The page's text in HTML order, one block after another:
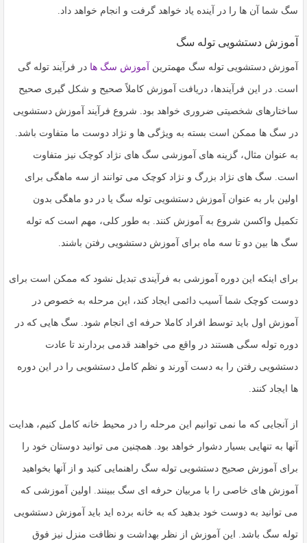
سگ شما آن ها را در آینده یاد خواهد گرفت و انجام خواهد داد.
آموزش دستشویی توله سگ
آموزش دستشویی توله سگ مهمترین آموزش سگ ها در فرآیند توله گی
است. در این فرآیندها، دریافت آموزش کاملاً صحیح و شکل گیری صحیح
ساختارهای شخصیتی ضروری خواهد بود. شروع فرآیند آموزش دستشویی
در سگ ها ممکن است بسته به ویژگی ها و نژاد دوست ما متفاوت باشد.
به عنوان مثال، گزینه های آموزشی سگ های نژاد کوچک نیز متفاوت
است. سگ های نژاد بزرگ و نژاد کوچک می توانند از سه ماهگی برای
اولین بار به عنوان آموزش دستشویی توله سگ یا در دو ماهگی بدون
تکمیل واکسن شروع به آموزش کنند. به طور کلی، مهم است که توله
سگ ها بین دو تا سه ماه برای آموزش دستشویی رفتن باشند.
برای اینکه این دوره آموزشی به فرآیندی تبدیل نشود که ممکن است برای
دوست کوچک شما آسیب دائمی ایجاد کند، این مرحله به خصوص در
آموزش اول باید توسط افراد کاملا حرفه ای انجام شود. سگ هایی که در
دوره توله سگی هستند در واقع می خواهند قدمی بردارند تا عادت
دستشویی رفتن را به دست آورند و نظم کامل دستشویی را در این دوره
ها ایجاد کنند.
از آنجایی که ما نمی توانیم این مرحله را در محیط خانه کامل کنیم، هدایت
آنها به تنهایی بسیار دشوار خواهد بود. همچنین می توانید دوستان خود را
برای آموزش صحیح دستشویی توله سگ راهنمایی کنید و از آنها بخواهید
آموزش های خاصی را با مربیان حرفه ای سگ ببینند. اولین آموزشی که
می توانید به دوست خود بدهید که به خانه برده اید باید آموزش دستشویی
توله سگ باشد. این آموزش از نظر بهداشت و نظافت منزل نیز فوق